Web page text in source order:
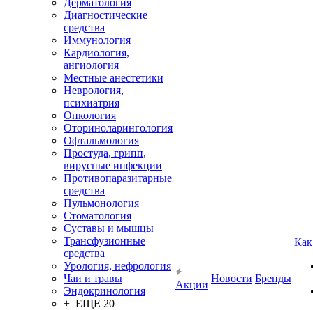
Дерматология
Диагностические
средства
Иммунология
Кардиология,
ангиология
Местные анестетики
Неврология,
психиатрия
Онкология
Оториноларингология
Офтальмология
Простуда, грипп,
вирусные инфекции
Противопаразитарные
средства
Пульмонология
Стоматология
Суставы и мышцы
Трансфузионные
средства
Урология, нефрология
Чаи и травы
Эндокринология
+ ЕЩЕ 20
Акции
Новости Бренды